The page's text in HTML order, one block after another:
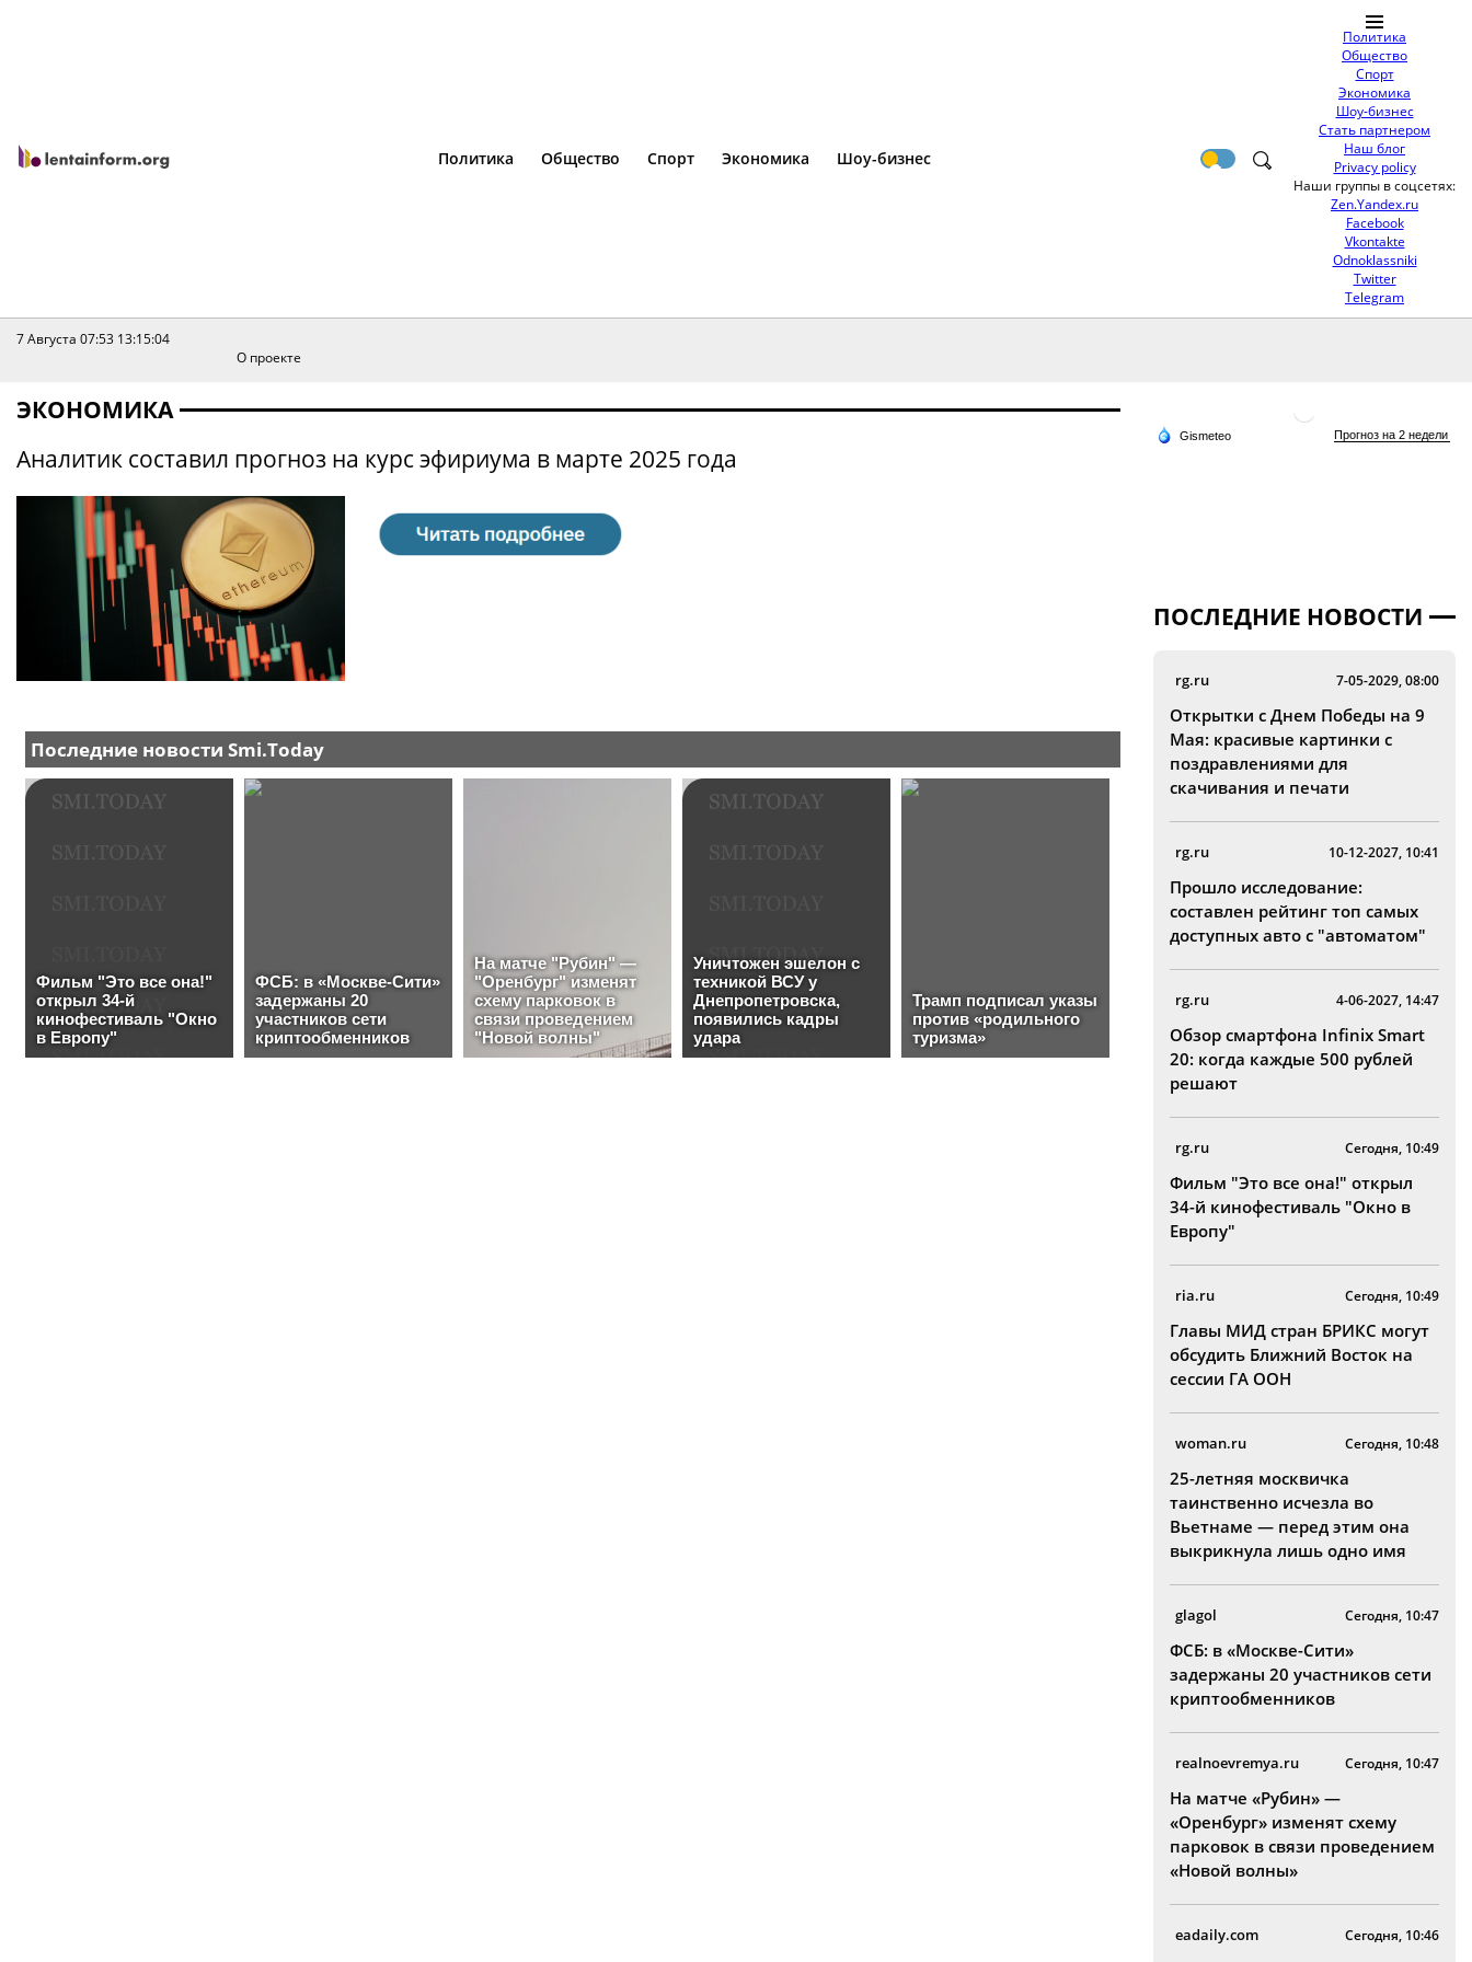
Политика Общество Спорт Экономика Шоу-бизнес
Политика
Общество
Спорт
Экономика
Шоу-бизнес
Стать партнером
Наш блог
Privacy policy
Наши группы в соцсетях:
Zen.Yandex.ru
Facebook
Vkontakte
Odnoklassniki
Twitter
Telegram
7 Августа 07:53 13:15:04
О проекте
ЭКОНОМИКА
Аналитик составил прогноз на курс эфириума в марте 2025 года
ПОСЛЕДНИЕ НОВОСТИ
rg.ru 7-05-2029, 08:00
Открытки с Днем Победы на 9
Мая: красивые картинки с
поздравлениями для
скачивания и печати
rg.ru 10-12-2027, 10:41
Прошло исследование:
составлен рейтинг топ самых
доступных авто с "автоматом"
rg.ru 4-06-2027, 14:47
Обзор смартфона Infinix Smart
20: когда каждые 500 рублей
решают
rg.ru Сегодня, 10:49
Фильм "Это все она!" открыл
34-й кинофестиваль "Окно в
Европу"
ria.ru Сегодня, 10:49
Главы МИД стран БРИКС могут
обсудить Ближний Восток на
сессии ГА ООН
woman.ru Сегодня, 10:48
25-летняя москвичка
таинственно исчезла во
Вьетнаме — перед этим она
выкрикнула лишь одно имя
glagol Сегодня, 10:47
ФСБ: в «Москве-Сити»
задержаны 20 участников сети
криптообменников
realnoevremya.ru Сегодня, 10:47
На матче «Рубин» —
«Оренбург» изменят схему
парковок в связи проведением
«Новой волны»
eadaily.com Сегодня, 10:46